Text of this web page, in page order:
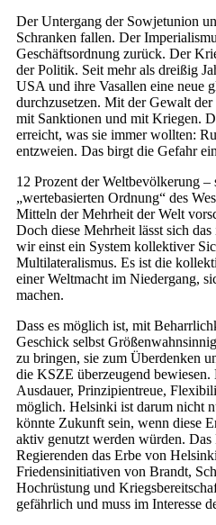
Der Untergang der So­wjet­union
Schranken fallen. Der
Geschäftsordnung zurück. Der
der Politik. Seit mehr als dreißig
USA und ihre Vasallen eine neue
durchzusetzen. Mit der Gewalt
mit Sanktionen und mit Kriegen.
erreicht, was sie immer wollten:
entzweien. Das birgt die Gefahr
12 Prozent der Weltbevölkerung –
„wertebasierten Ordnung“ des
Mitteln der Mehrheit der Welt
Doch diese Mehrheit lässt sich
wir einst ein System kollektiver
Multilateralismus. Es ist die
einer Weltmacht im Niedergang,
machen.
Dass es möglich ist, mit
Geschick selbst
zu bringen, sie zum Überdenken
die KSZE überzeugend
Ausdauer, Prinzipientreue,
möglich. Helsinki ist darum nicht
könnte Zukunft sein, wenn diese
aktiv genutzt werden würden. Das
Regierenden das Erbe von
Friedensinitiativen von Brandt,
Hochrüstung und
gefährlich und muss im Inte­resse